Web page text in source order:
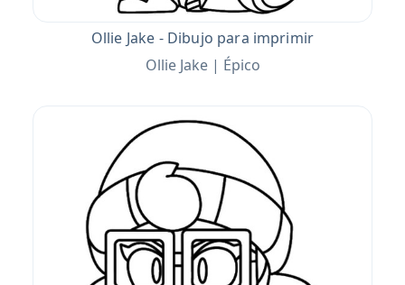
Ollie Jake - Dibujo para imprimir
Ollie Jake | Épico